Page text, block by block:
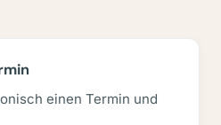
einen Termin und